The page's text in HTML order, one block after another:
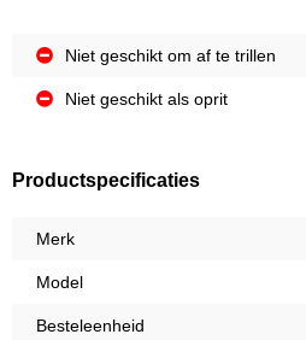
Niet geschikt om af te trillen
Niet geschikt als oprit
Productspecificaties
Merk
Model
Besteleenheid